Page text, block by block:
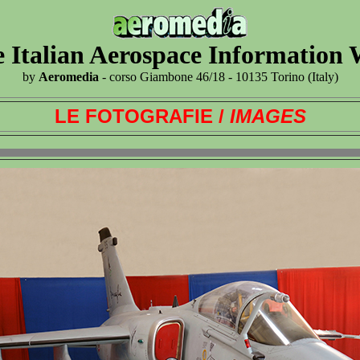
Italian Aerospace Information
by Aeromedia - corso Giambone 46/18 - 10135 Torino (Italy)
LE FOTOGRAFIE / IMAGES